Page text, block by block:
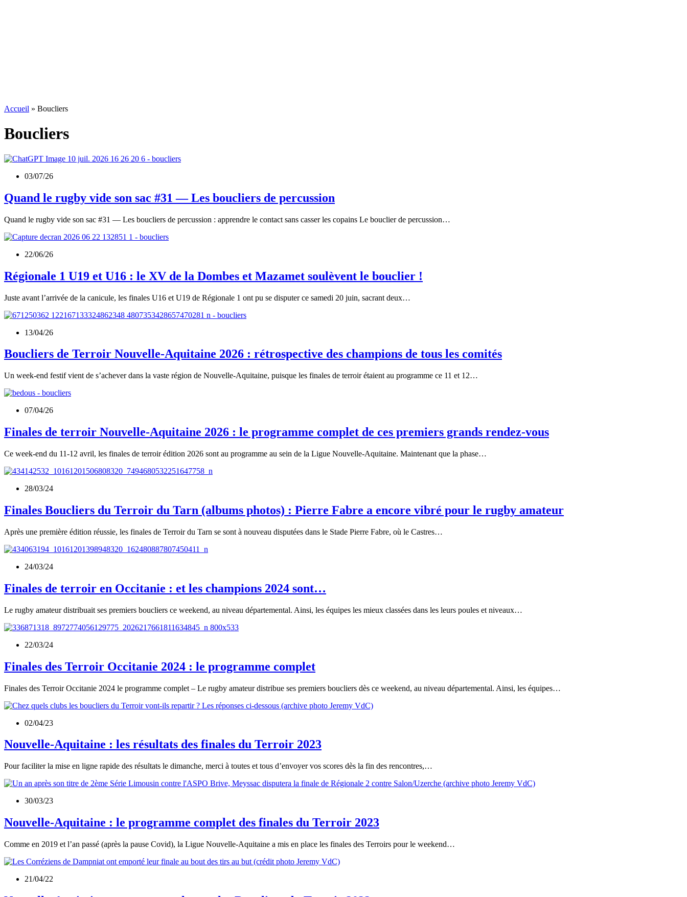
Accueil » Boucliers
Boucliers
03/07/26
Quand le rugby vide son sac #31 — Les boucliers de percussion
Quand le rugby vide son sac #31 — Les boucliers de percussion : apprendre le contact sans casser les copains Le bouclier de percussion…
22/06/26
Régionale 1 U19 et U16 : le XV de la Dombes et Mazamet soulèvent le bouclier !
Juste avant l’arrivée de la canicule, les finales U16 et U19 de Régionale 1 ont pu se disputer ce samedi 20 juin, sacrant deux…
13/04/26
Boucliers de Terroir Nouvelle-Aquitaine 2026 : rétrospective des champions de tous les comités
Un week-end festif vient de s’achever dans la vaste région de Nouvelle-Aquitaine, puisque les finales de terroir étaient au programme ce 11 et 12…
07/04/26
Finales de terroir Nouvelle-Aquitaine 2026 : le programme complet de ces premiers grands rendez-vous
Ce week-end du 11-12 avril, les finales de terroir édition 2026 sont au programme au sein de la Ligue Nouvelle-Aquitaine. Maintenant que la phase…
28/03/24
Finales Boucliers du Terroir du Tarn (albums photos) : Pierre Fabre a encore vibré pour le rugby amateur
Après une première édition réussie, les finales de Terroir du Tarn se sont à nouveau disputées dans le Stade Pierre Fabre, où le Castres…
24/03/24
Finales de terroir en Occitanie : et les champions 2024 sont…
Le rugby amateur distribuait ses premiers boucliers ce weekend, au niveau départemental. Ainsi, les équipes les mieux classées dans les leurs poules et niveaux…
22/03/24
Finales des Terroir Occitanie 2024 : le programme complet
Finales des Terroir Occitanie 2024 le programme complet – Le rugby amateur distribue ses premiers boucliers dès ce weekend, au niveau départemental. Ainsi, les équipes…
02/04/23
Nouvelle-Aquitaine : les résultats des finales du Terroir 2023
Pour faciliter la mise en ligne rapide des résultats le dimanche, merci à toutes et tous d’envoyer vos scores dès la fin des rencontres,…
30/03/23
Nouvelle-Aquitaine : le programme complet des finales du Terroir 2023
Comme en 2019 et l’an passé (après la pause Covid), la Ligue Nouvelle-Aquitaine a mis en place les finales des Terroirs pour le weekend…
21/04/22